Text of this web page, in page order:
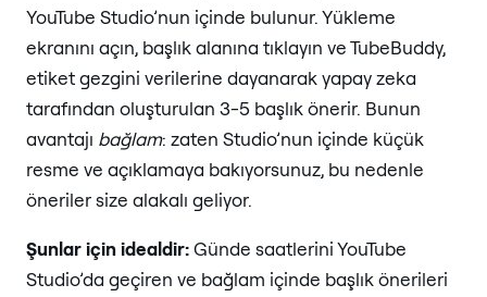
YouTube Studio’nun içinde bulunur. Yükleme
ekranını açın, başlık alanına tıklayın ve TubeBuddy,
etiket gezgini verilerine dayanarak yapay zeka
tarafından oluşturulan 3-5 başlık önerir. Bunun
avantajı bağlam: zaten Studio’nun içinde küçük
resme ve açıklamaya bakıyorsunuz, bu nedenle
öneriler size alakalı geliyor.
Şunlar için idealdir:Günde saatlerini YouTube
Studio’da geçiren ve bağlam içinde başlık önerileri